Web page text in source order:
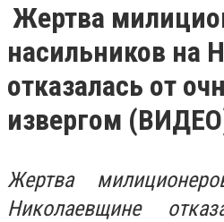
Жертва
насильников на
отказалась от
извергом
Жертва
Николаевщине